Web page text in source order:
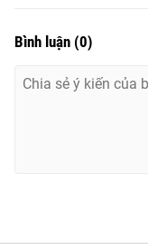
Bình luận (0)